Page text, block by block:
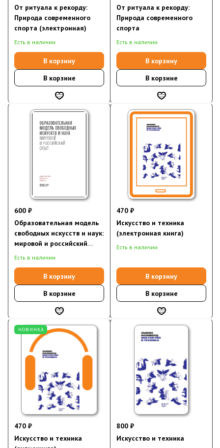
От ритуала к рекорду:
Природа современного
спорта (электронная)
Есть в наличии
В корзину
В корзине
От ритуала к рекорду:
Природа современного
спорта
Есть в наличии
В корзину
В корзине
600 ₽
Образовательная модель
свободных искусств и наук:
мировой и российский
опыт
Есть в наличии
В корзину
В корзине
470 ₽
Искусство и техника
(электронная книга)
Есть в наличии
В корзину
В корзине
НОВИНКА
470 ₽
Искусство и техника
800 ₽
Искусство и техника